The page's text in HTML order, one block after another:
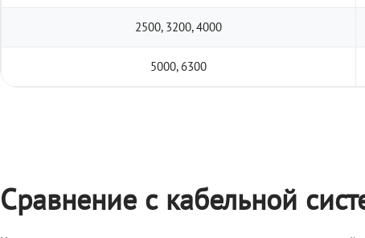
2500, 3200, 4000
5000, 6300
Сравнение с кабельной